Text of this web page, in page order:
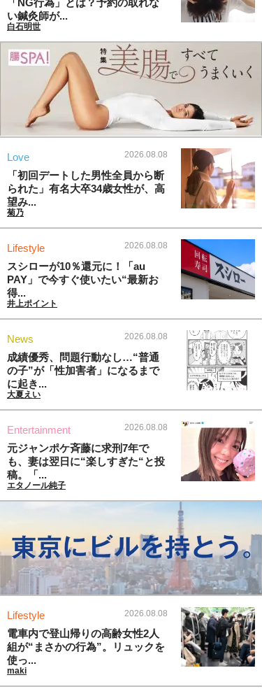
「NG行為」とは？予約の取れな
い鍼灸師が...
白石明世
Love 2026.08.08
「初回デートした男性全員から断
られた」有名大卒34歳女性が、高
望み...
菊乃
Lifestyle 2026.08.08
スシローが10％還元に！「au
PAY」で今すぐ使いたい“最新お
得...
井上ポイント
News 2026.08.08
成績優秀、問題行動なし…“普通
の子”が「性加害者」になるまで
に起き...
大夏えい
Entertainment 2026.08.08
元ジャンポケ斉藤に求刑7年で
も、妻は翌日に“楽しすぎた“と投
稿。「...
エタノール純子
Lifestyle 2026.08.08
電車内で登山帰りの高齢女性2人
組が“まさかの行為”。リュックを
使っ...
maki